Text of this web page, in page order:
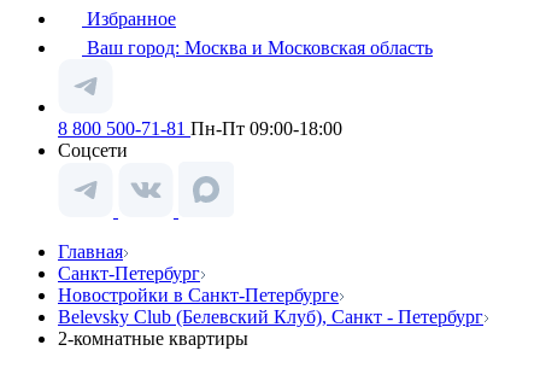
Избранное
Ваш город: Москва и Московская область
8 800 500-71-81 Пн-Пт 09:00-18:00
Соцсети
Главная
Санкт-Петербург
Новостройки в Санкт-Петербурге
Belevsky Club (Белевский Клуб), Санкт - Петербург
2-комнатные квартиры